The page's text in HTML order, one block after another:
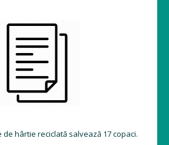
de hârtie reciclată salvează 17 copaci.